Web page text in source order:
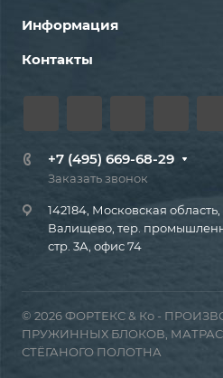
Информация
Контакты
+7 (495) 669-68-29
Заказать звонок
142184, Московская область,
Валищево, тер.
стр. 3А, офис 74
© 2026 ФОРТЕКС & Ко -
ПРУЖИННЫХ БЛОКОВ,
СТЁГАНОГО ПОЛОТНА